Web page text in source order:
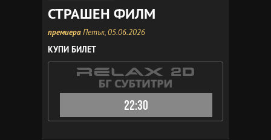
СТРАШЕН ФИЛМ
премиераПетък, 05.06.2026
КУПИ БИЛЕТ
22:30